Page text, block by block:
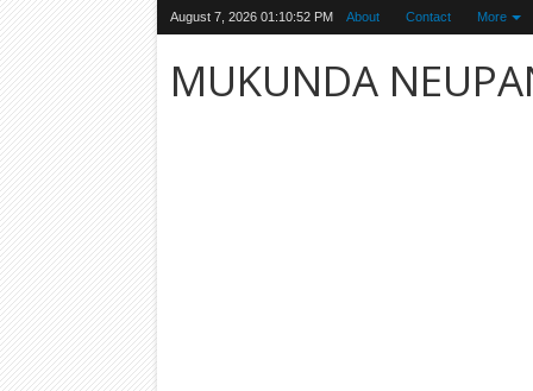
August 7, 2026 01:10:53 PM About Contact More
MUKUNDA